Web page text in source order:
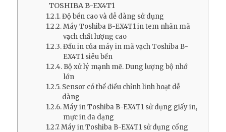
TOSHIBA B-EX4T1
Độ bền cao và dễ dàng sử dụng
Máy Toshiba B-EX4T1 in tem nhãn mã
vạch chất lượng cao
Đầu in của máy in mã vạch Toshiba B-
EX4T1 siêu bền
Bộ xử lý mạnh mẽ. Dung lượng bộ nhớ
lớn
Sensor có thể điều chỉnh linh hoạt dễ
dàng
Máy in Toshiba B-EX4T1 sử dụng giấy in,
mực in đa dạng
Máy in Toshiba B-EX4T1 sử dụng cổng